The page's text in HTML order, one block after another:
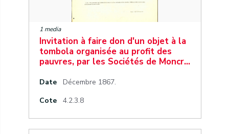
1 media
Invitation à faire don d'un objet à la
tombola organisée au profit des
pauvres, par les Sociétés de Moncr…
Date
Décembre 1867.
Cote
4.2.3.8